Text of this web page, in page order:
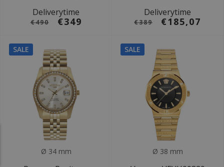
Deliverytime
€490 €349
Deliverytime
€389 €185,07
SALE
Ø 34 mm
SALE
Ø 38 mm